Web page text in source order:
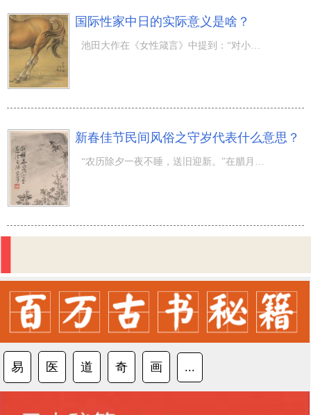
国际性家中日的实际意义是啥？
新春佳节民间风俗之守岁代表什么意思？
易 医 道 奇 画 ...